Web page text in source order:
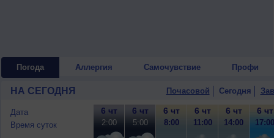
Погода Аллергия Самочувствие Профи
НА СЕГОДНЯ Почасовой Сегодня
Дата
Время суток
6 чт
2:00
6 чт
5:00
6 чт
8:00
6 чт
11:00
6 чт
14:00
6 чт
17:00